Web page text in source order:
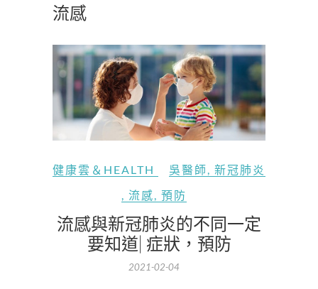
流感
健康雲＆HEALTH 吳醫師, 新冠肺炎
, 流感, 預防
流感與新冠肺炎的不同一定
要知道| 症狀，預防
2021-02-04